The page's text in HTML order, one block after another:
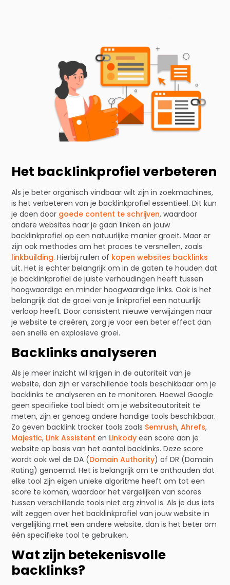
Het backlinkprofiel verbeteren
Als je beter organisch vindbaar wilt zijn in zoekmachines,
is het verbeteren van je backlinkprofiel essentieel. Dit kun
je doen door goede content te schrijven, waardoor
andere websites naar je gaan linken en jouw
backlinkprofiel op een natuurlijke manier groeit. Maar er
zijn ook methodes om het proces te versnellen, zoals
linkbuilding. Hierbij ruilen of kopen websites backlinks
uit. Het is echter belangrijk om in de gaten te houden dat
je backlinkprofiel de juiste verhoudingen heeft tussen
hoogwaardige en minder hoogwaardige links. Ook is het
belangrijk dat de groei van je linkprofiel een natuurlijk
verloop heeft. Door consistent nieuwe verwijzingen naar
je website te creëren, zorg je voor een beter effect dan
een snelle en explosieve groei.
Backlinks analyseren
Als je meer inzicht wil krijgen in de autoriteit van je
website, dan zijn er verschillende tools beschikbaar om je
backlinks te analyseren en te monitoren. Hoewel Google
geen specifieke tool biedt om je websiteautoriteit te
meten, zijn er genoeg andere handige tools beschikbaar.
Zo geven backlink tracker tools zoals Semrush,Ahrefs,
Majestic, Link Assistent en Linkody een score aan je
website op basis van het aantal backlinks. Deze score
wordt ook wel de DA (Domain Authority) of DR (Domain
Rating) genoemd. Het is belangrijk om te onthouden dat
elke tool zijn eigen unieke algoritme heeft om tot een
score te komen, waardoor het vergelijken van scores
tussen verschillende tools niet erg zinvol is. Als je dus iets
wilt zeggen over het backlinkprofiel van jouw website in
vergelijking met een andere website, dan is het beter om
één specifieke tool te gebruiken.
Wat zijn betekenisvolle
backlinks?